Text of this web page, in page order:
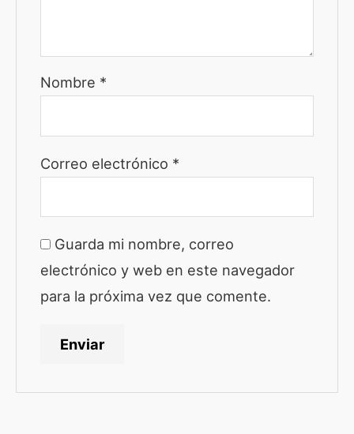
Nombre *
Correo electrónico *
Guarda mi nombre, correo
electrónico y web en este navegador
para la próxima vez que comente.